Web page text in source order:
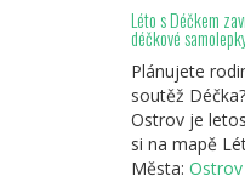
Léto s Déčkem
déčkové
Plánujete
soutěž
Ostrov je
si na mapě
Města: Ostrov